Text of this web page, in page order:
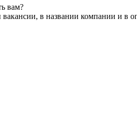
вам?
в названии компании и в